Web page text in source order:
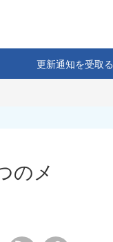
更新通知を受取る
のメ